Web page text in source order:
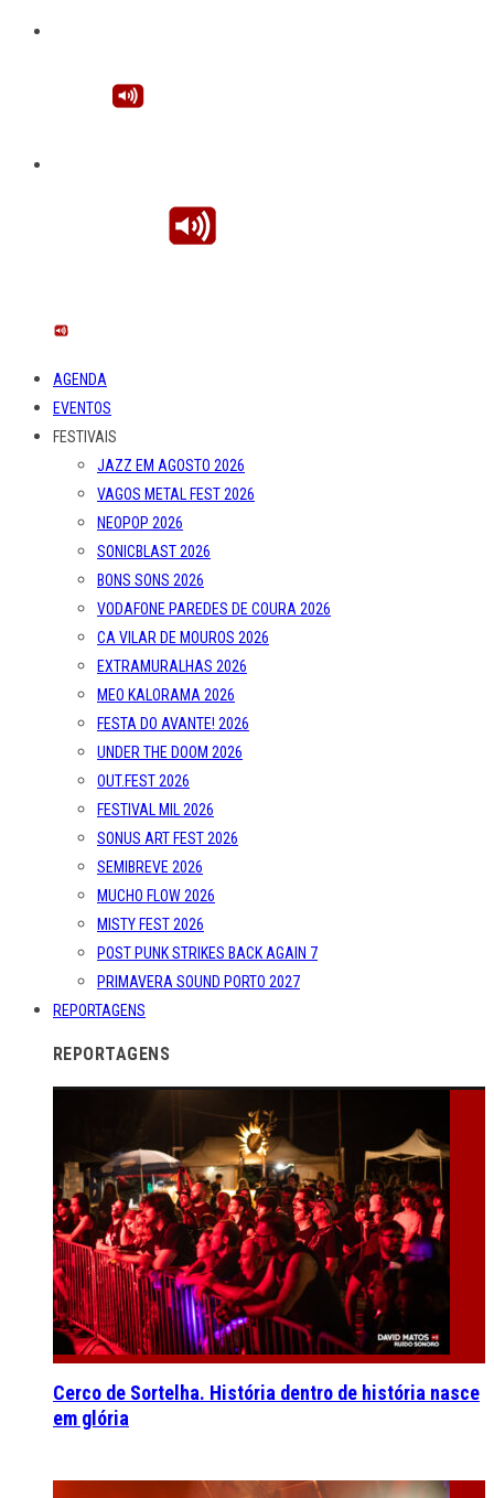
AGENDA
EVENTOS
FESTIVAIS
JAZZ EM AGOSTO 2026
VAGOS METAL FEST 2026
NEOPOP 2026
SONICBLAST 2026
BONS SONS 2026
VODAFONE PAREDES DE COURA 2026
CA VILAR DE MOUROS 2026
EXTRAMURALHAS 2026
MEO KALORAMA 2026
FESTA DO AVANTE! 2026
UNDER THE DOOM 2026
OUT.FEST 2026
FESTIVAL MIL 2026
SONUS ART FEST 2026
SEMIBREVE 2026
MUCHO FLOW 2026
MISTY FEST 2026
POST PUNK STRIKES BACK AGAIN 7
PRIMAVERA SOUND PORTO 2027
REPORTAGENS
REPORTAGENS
Cerco de Sortelha. História dentro de história nasce
em glória